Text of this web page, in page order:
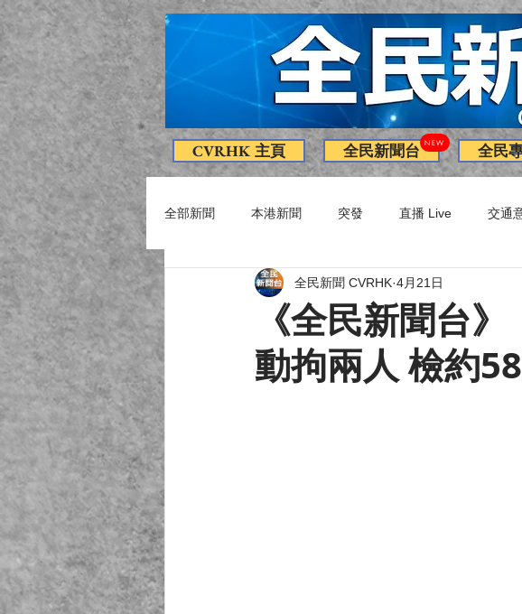
CVRHK 主頁 全民新聞台 全民
NEW
全部新聞 本港新聞 突發 直播 Live 交通
專題 影片 訪問
《全民新聞台
動拘兩人 檢約
全民新聞 CVRHK 4月21日